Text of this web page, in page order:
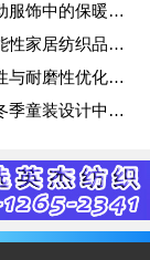
英杰：压花摇粒绒三层复合面料在户外运动服饰中的保暖与透气性能研究
英杰：基于压花摇粒绒三层复合结构的功能性家居纺织品开发与应用
英杰：压花摇粒绒三层复合面料的抗起球性与耐磨性优化技术分析
英杰：高弹性压花摇粒绒三层复合面料在冬季童装设计中的应用实践